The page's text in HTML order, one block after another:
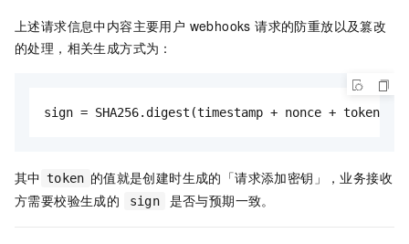
上述请求信息中内容主要用户 webhooks 请求的防重放以及篡改
的处理，相关生成方式为：
sign = SHA256.digest(timestamp + nonce + token)
其中 token 的值就是创建时生成的「请求添加密钥」，业务接收
方需要校验生成的
sign 是否与预期一致。